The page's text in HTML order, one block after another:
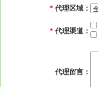
* 代理区域：
* 代理渠道：
代理留言：